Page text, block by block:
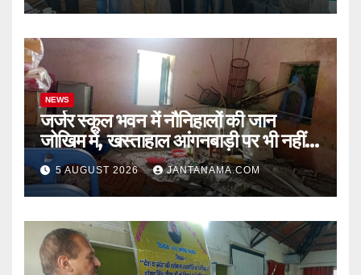
NEWS
जर्जर स्कूल भवन में नौनिहालों की जान
जोखिम में, खस्ताहाल आंगनबाड़ी पर भी नहीं
जागा प्रशासन
5 AUGUST 2026 JANTANAMA.COM